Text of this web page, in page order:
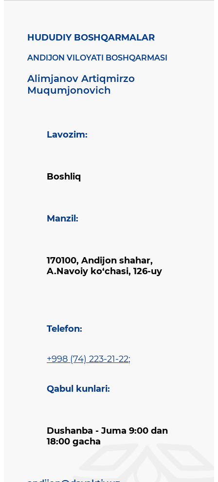
HUDUDIY BOSHQARMALAR
ANDIJON VILOYATI BOSHQARMASI
Alimjanov Artiqmirzo
Muqumjonovich
Lavozim:
Boshliq
Manzil :
170100, Andijon shahar,
A.Navoiy ko‘chasi, 126-uy
Telefon:
+998 (74) 223-21-22;
Qabul kunlari:
Dushanba - Juma 9:00 dan
18:00 gacha